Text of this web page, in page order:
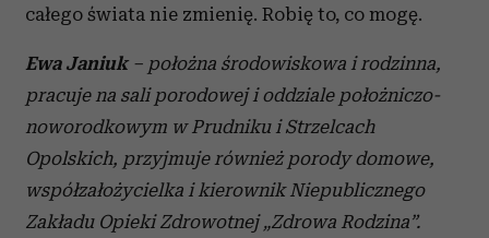
całego świata nie zmienię. Robię to, co mogę.
Ewa Janiuk– położna środowiskowa i rodzinna,
pracuje na sali porodowej i oddziale położniczo-
noworodkowym w Prudniku i Strzelcach
Opolskich, przyjmuje również porody domowe,
współzałożycielka i kierownik Niepublicznego
Zakładu Opieki Zdrowotnej „Zdrowa Rodzina”.